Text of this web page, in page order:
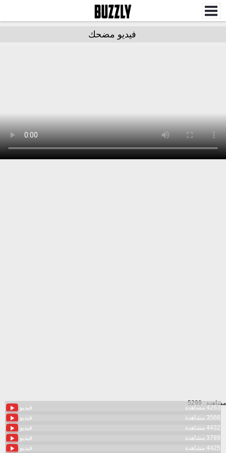
فيديو مضحك
مشاهدة : 5299
فيديو
4263 مشاهدة
فيديو
3566 مشاهدة
فيديو
4432 مشاهدة
فيديو
3789 مشاهدة
فيديو
4425 مشاهدة